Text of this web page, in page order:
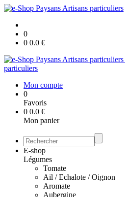
0
0 0.0 €
particuliers
Mon compte
0
Favoris
0 0.0 €
Mon panier
E-shop
Légumes
Tomate
Ail / Echalote / Oignon
Aromate
Aubergine